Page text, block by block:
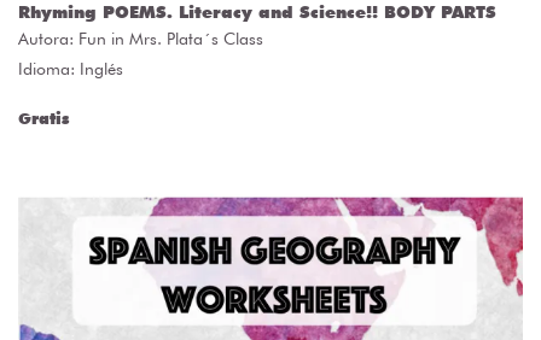
Rhyming POEMS. Literacy and Science!! BODY PARTS
Autora: Fun in Mrs. Plata´s Class
Idioma: Inglés
Gratis